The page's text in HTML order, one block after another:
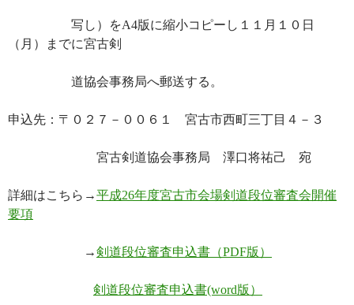
写し）をA4版に縮小コピーし１１月１０日
（月）までに宮古剣
道協会事務局へ郵送する。
申込先：〒０２７－００６１ 宮古市西町三丁目４－３
宮古剣道協会事務局 澤口将祐己 宛
詳細はこちら→平成26年度宮古市会場剣道段位審査会開催
要項
→剣道段位審査申込書（PDF版）
剣道段位審査申込書(word版）